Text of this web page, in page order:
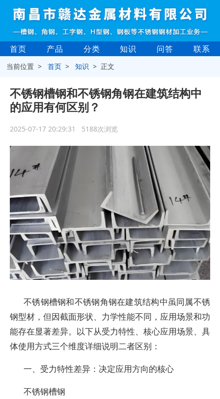
首页 产品 分类 知识 问答 联系
当前位置 >首页 >知识 > 正文
不锈钢槽钢和不锈钢角钢在建筑结构中
的应用有何区别？
2025-07-17 20:29:31 5188次浏览
不锈钢槽钢和不锈钢角钢在建筑结构中虽同属不锈
钢型材，但因截面形状、力学性能不同，应用场景和功
能存在显著差异。以下从受力特性、核心应用场景、具
体使用方式三个维度详细说明二者区别：
一、受力特性差异：决定应用方向的核心
不锈钢槽钢